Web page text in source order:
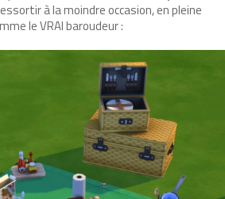
à la moindre occasion, en pleine
le VRAI baroudeur :